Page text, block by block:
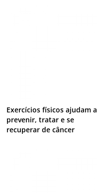
Exercícios físicos ajudam a
prevenir, tratar e se
recuperar de câncer